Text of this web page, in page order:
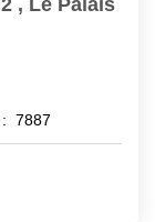
, Le Palais
7887